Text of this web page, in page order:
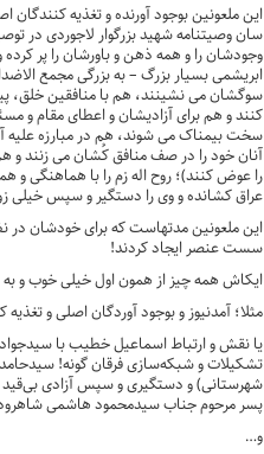
این ملعونین بوجود آورنده و تغذیه
سان وصیتنامه شهید بزرگوار لاجوردی در
وجودشان را و همه ذهن و باورشان را پر
ابریشمی بسیار بزرگ – به بزرگی مجمع
سوگشان می نشینند، هم با منافقین خلق،
کنند و هم برای آزادیشان و اعطای مقام و
سخت بیمناک می شوند، هم در مبارزه
آنان خود را در صف منافق کُشان می زنند و
را عوض کنند)؛ روح اله زم را با هماهنگی و
عراق کشانده و وی را دستگیر و سپس خیلی
این ملعونین مدتهاست که برای خودشان در
سست عنصر ایجاد کردند!
ایکاش همه چیز از همون اول خیلی خوب و
مثلا؛ آمدنیوز و بوجود آوردگان اصلی و
یا نقش و ارتباط اسماعیل خطیب با
تشکیلات و شبکه‌سازی فرقان گونه!
پسر مرحوم جناب سیدمحمود هاشمی
و…